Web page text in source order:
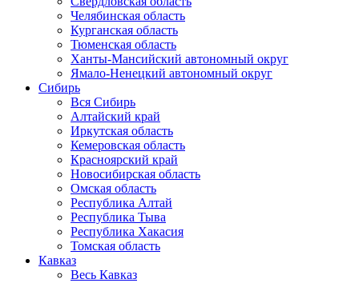
Челябинская область
Курганская область
Тюменская область
Ханты-Мансийский автономный округ
Ямало-Ненецкий автономный округ
Сибирь
Вся Сибирь
Алтайский край
Иркутская область
Кемеровская область
Красноярский край
Новосибирская область
Омская область
Республика Алтай
Республика Тыва
Республика Хакасия
Томская область
Кавказ
Весь Кавказ